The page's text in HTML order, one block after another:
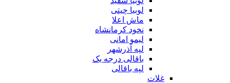
لوبیا چیتی
ماش اعلا
نخود کرمانشاه
لیمو امانی
لپه آذرشهر
باقالی درجه یک
لپه باقالی
غلات